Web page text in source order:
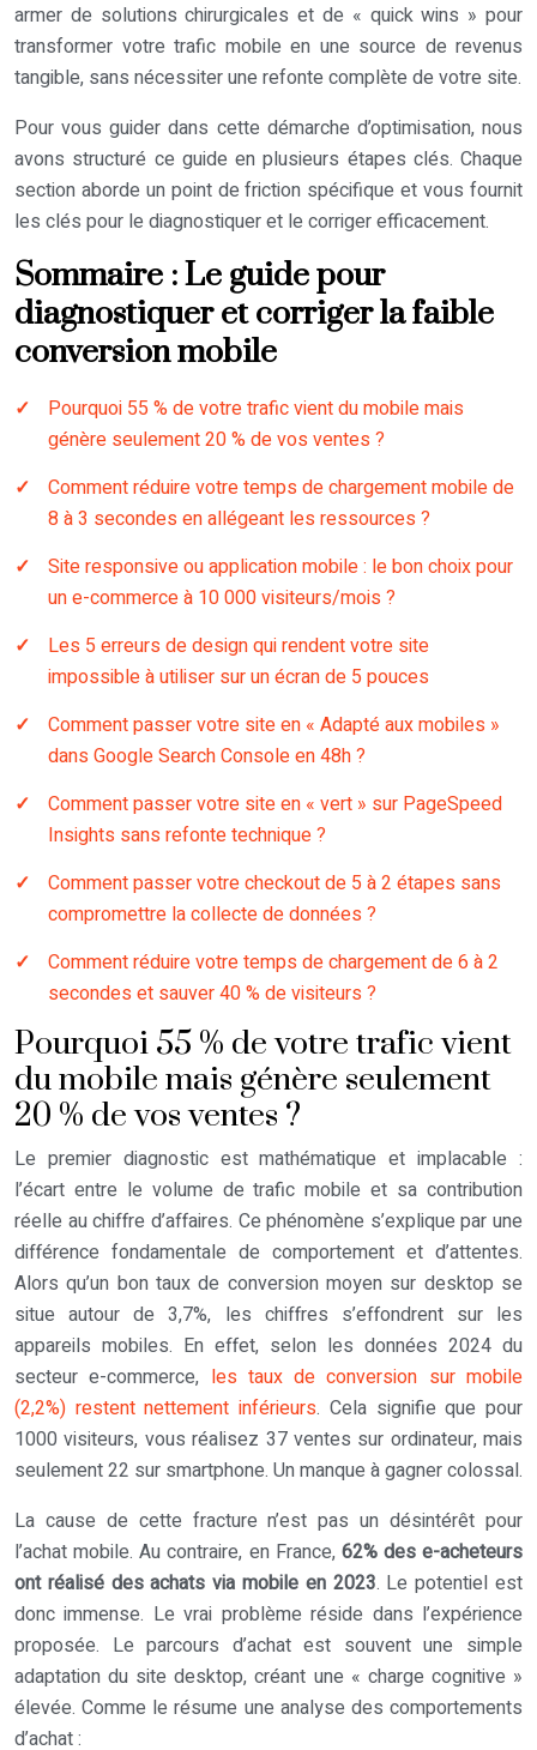
armer de solutions chirurgicales et de « quick wins » pour
transformer votre trafic mobile en une source de revenus
tangible, sans nécessiter une refonte complète de votre site.
Pour vous guider dans cette démarche d’optimisation, nous
avons structuré ce guide en plusieurs étapes clés. Chaque
section aborde un point de friction spécifique et vous fournit
les clés pour le diagnostiquer et le corriger efficacement.
Sommaire : Le guide pour
diagnostiquer et corriger la faible
conversion mobile
Pourquoi 55 % de votre trafic vient du mobile mais
génère seulement 20 % de vos ventes ?
Comment réduire votre temps de chargement mobile de
8 à 3 secondes en allégeant les ressources ?
Site responsive ou application mobile : le bon choix pour
un e-commerce à 10 000 visiteurs/mois ?
Les 5 erreurs de design qui rendent votre site
impossible à utiliser sur un écran de 5 pouces
Comment passer votre site en « Adapté aux mobiles »
dans Google Search Console en 48h ?
Comment passer votre site en « vert » sur PageSpeed
Insights sans refonte technique ?
Comment passer votre checkout de 5 à 2 étapes sans
compromettre la collecte de données ?
Comment réduire votre temps de chargement de 6 à 2
secondes et sauver 40 % de visiteurs ?
Pourquoi 55 % de votre trafic vient
du mobile mais génère seulement
20 % de vos ventes ?
Le premier diagnostic est mathématique et implacable :
l’écart entre le volume de trafic mobile et sa contribution
réelle au chiffre d’affaires. Ce phénomène s’explique par une
différence fondamentale de comportement et d’attentes.
Alors qu’un bon taux de conversion moyen sur desktop se
situe autour de 3,7%, les chiffres s’effondrent sur les
appareils mobiles. En effet, selon les données 2024 du
secteur e-commerce, les taux de conversion sur mobile
(2,2%) restent nettement inférieurs. Cela signifie que pour
1000 visiteurs, vous réalisez 37 ventes sur ordinateur, mais
seulement 22 sur smartphone. Un manque à gagner colossal.
La cause de cette fracture n’est pas un désintérêt pour
l’achat mobile. Au contraire, en France, 62% des e-acheteurs
ont réalisé des achats via mobile en 2023. Le potentiel est
donc immense. Le vrai problème réside dans l’expérience
proposée. Le parcours d’achat est souvent une simple
adaptation du site desktop, créant une « charge cognitive »
élevée. Comme le résume une analyse des comportements
d’achat :